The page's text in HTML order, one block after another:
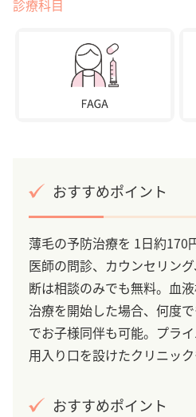
診療科目
おすすめポイント
薄毛の予防治療を 1日約170
医師の問診、カウンセリン
断は相談のみでも無料。血
治療を開始した場合、何度
でお子様同伴も可能。プラ
用入り口を設けたクリニック
おすすめポイント